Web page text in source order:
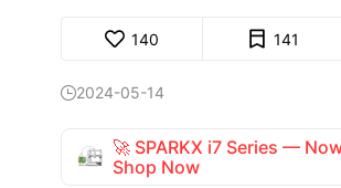
140 141
2024-05-14
🚀 SPARKX i7 Series —
Shop Now